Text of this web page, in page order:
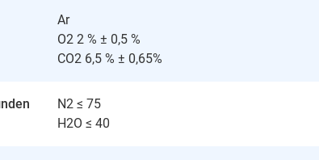
Ar
O2 2 % ± 0,5 %
CO2 6,5 % ± 0,65%
N2 ≤ 75
H2O ≤ 40